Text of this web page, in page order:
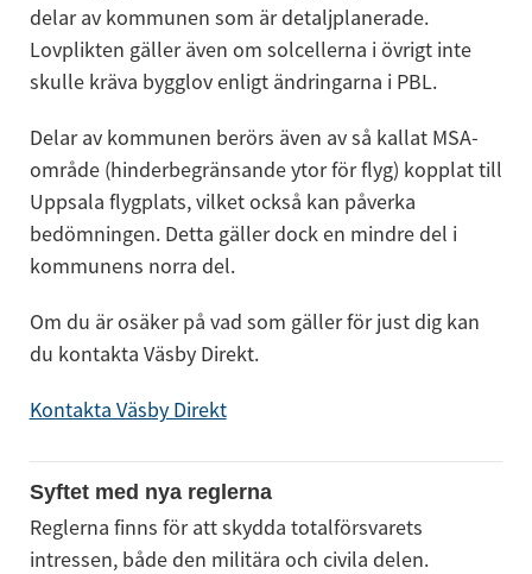
delar av kommunen som är detaljplanerade.
Lovplikten gäller även om solcellerna i övrigt inte
skulle kräva bygglov enligt ändringarna i PBL.
Delar av kommunen berörs även av så kallat MSA-
område (hinderbegränsande ytor för flyg) kopplat till
Uppsala flygplats, vilket också kan påverka
bedömningen. Detta gäller dock en mindre del i
kommunens norra del.
Om du är osäker på vad som gäller för just dig kan
du kontakta Väsby Direkt.
Kontakta Väsby Direkt
Syftet med nya reglerna
Reglerna finns för att skydda totalförsvarets
intressen, både den militära och civila delen.